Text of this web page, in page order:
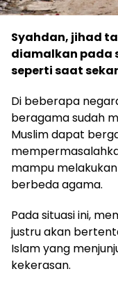
Syahdan, jihad
diamalkan pada
seperti saat
Di beberapa
beragama sudah
Muslim dapat
mampu
berbeda agama.
Pada situasi ini,
justru akan
Islam yang
kekerasan.